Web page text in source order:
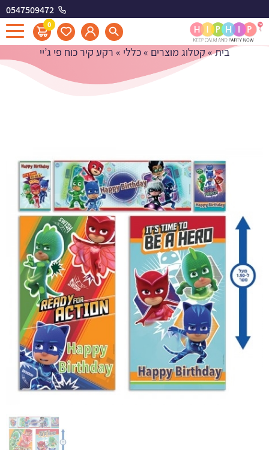
0547509472
0
רקע קיר כוח פי ג'יי
בית» קטלוג מוצרים »כללי » רקע קיר כוח פי ג’יי